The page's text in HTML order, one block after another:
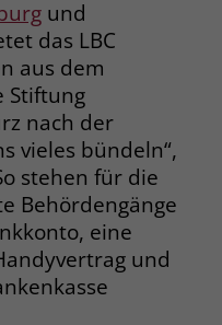
und
das LBC
aus dem
Stiftung
nach der
vieles bündeln“,
stehen für die
Behördengänge
eine
und
gesetzt, wenn ein
auf eine Google
die Website gelangt.
darüber,
geklickt wurde,
wie z.B.
Kontaktanfragen der
werden können.